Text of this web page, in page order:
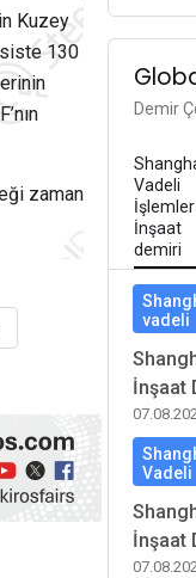
Kuzey
130
zaman
Demir
Vadeli
İnşaat
demiri
vadeli
İnşaat
Vadeli
İnşaat